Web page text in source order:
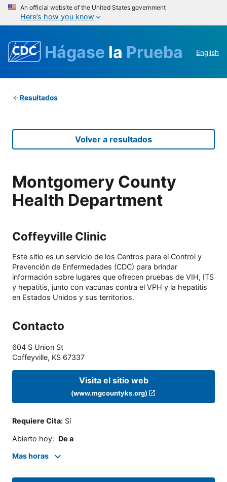
An official website of the United States government
Here’s how you know
Hágase la Prueba English
Resultados
Volver a resultados
Montgomery County
Health Department
Coffeyville Clinic
Este sitio es un servicio de los Centros para el Control y
Prevención de Enfermedades (CDC) para brindar
información sobre lugares que ofrecen pruebas de VIH, ITS
y hepatitis, junto con vacunas contra el VPH y la hepatitis
en Estados Unidos y sus territorios.
Contacto
604 S Union St
Coffeyville, KS 67337
Visita el sitio web
(www.mgcountyks.org)
Requiere Cita: Sí
Abierto hoy: De a
Mas horas